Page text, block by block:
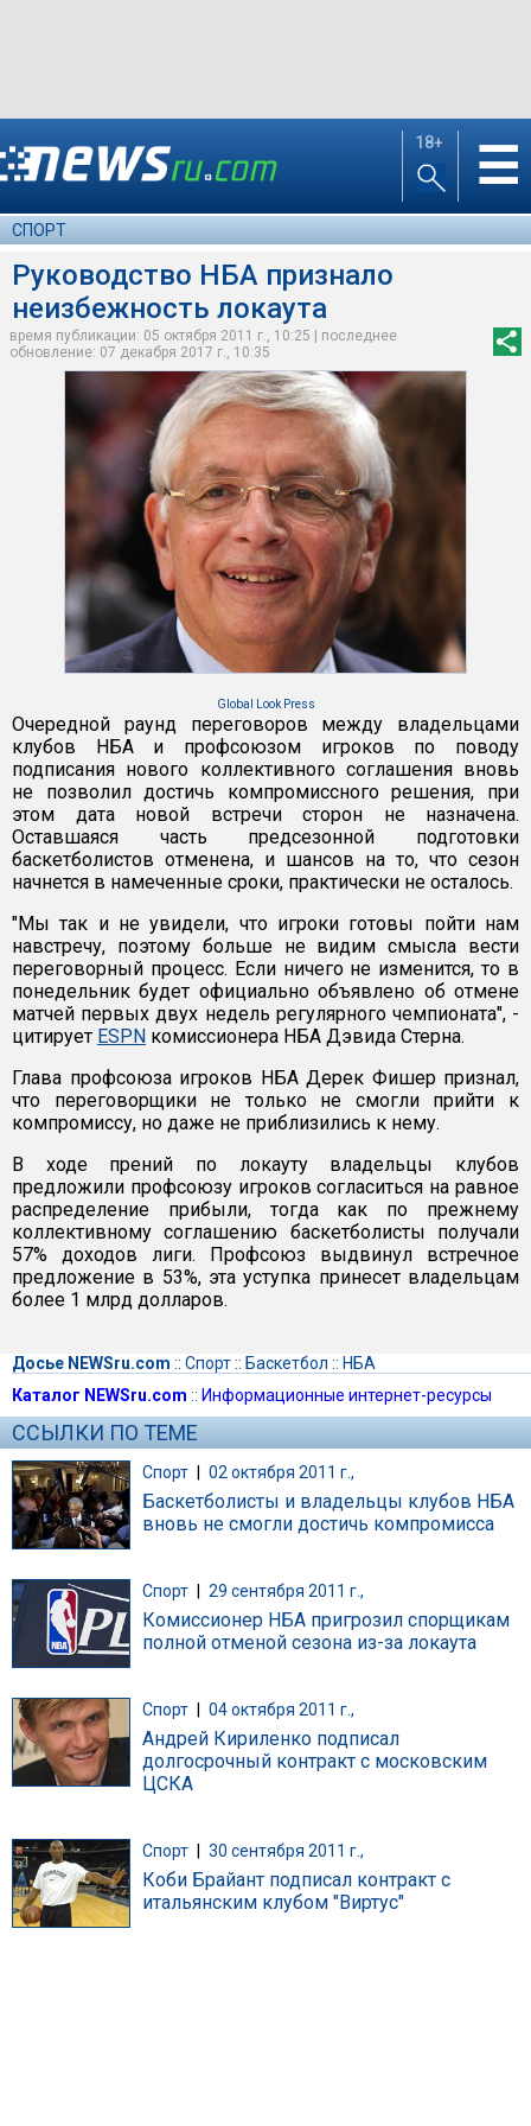
18+ ☰
СПОРТ
Руководство НБА признало
неизбежность локаута
время публикации: 05 октября 2011 г., 10:25 | последнее
обновление: 07 декабря 2017 г., 10:35
Global Look Press
Очередной раунд переговоров между владельцами
клубов НБА и профсоюзом игроков по поводу
подписания нового коллективного соглашения вновь
не позволил достичь компромиссного решения, при
этом дата новой встречи сторон не назначена.
Оставшаяся часть предсезонной подготовки
баскетболистов отменена, и шансов на то, что сезон
начнется в намеченные сроки, практически не осталось.
"Мы так и не увидели, что игроки готовы пойти нам
навстречу, поэтому больше не видим смысла вести
переговорный процесс. Если ничего не изменится, то в
понедельник будет официально объявлено об отмене
матчей первых двух недель регулярного чемпионата", -
цитирует ESPN комиссионера НБА Дэвида Стерна.
Глава профсоюза игроков НБА Дерек Фишер признал,
что переговорщики не только не смогли прийти к
компромиссу, но даже не приблизились к нему.
В ходе прений по локауту владельцы клубов
предложили профсоюзу игроков согласиться на равное
распределение прибыли, тогда как по прежнему
коллективному соглашению баскетболисты получали
57% доходов лиги. Профсоюз выдвинул встречное
предложение в 53%, эта уступка принесет владельцам
более 1 млрд долларов.
Досье NEWSru.com :: Спорт:: Баскетбол :: НБА
Каталог NEWSru.com :: Информационные интернет-ресурсы
ССЫЛКИ ПО ТЕМЕ
Спорт | 02 октября 2011 г.,
Баскетболисты и владельцы клубов НБА
вновь не смогли достичь компромисса
Спорт 29 сентября 2011 г.,
Комиссионер НБА пригрозил спорщикам
полной отменой сезона из-за локаута
Спорт 04 октября 2011 г.,
Андрей Кириленко подписал
долгосрочный контракт с московским
ЦСКА
Спорт 30 сентября 2011 г.,
Коби Брайант подписал контракт с
итальянским клубом "Виртус"